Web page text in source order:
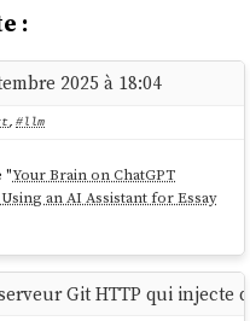
:
2025 à 18:04
, #llm
"Your Brain on ChatGPT
an AI Assistant for Essay
Git HTTP qui injecte